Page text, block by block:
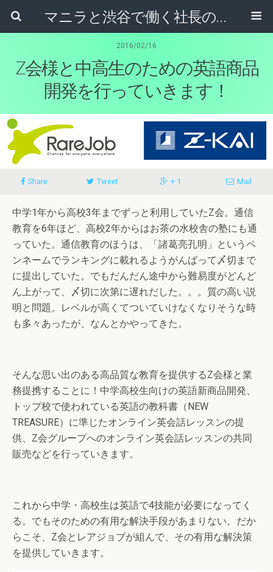
マニラと渋谷で働く社長のブログ
2016/02/16
Z会様と中高生のための英語商品
開発を行っていきます！
Share Tweet + 1 Mail
中学1年から高校3年までずっと利用していたZ会。通信
教育を6年ほど、高校2年からはお茶の水校舎の塾にも通
っていた。通信教育のほうは、「諸葛亮孔明」というペ
ンネームでランキングに載れるようがんばって〆切まで
に提出していた。でもだんだん途中から難易度がどんど
ん上がって、〆切に次第に遅れだした。。。質の高い説
明と問題。レベルが高くてついていけなくなりそうな時
も多々あったが、なんとかやってきた。
そんな思い出のある高品質な教育を提供するZ会様と業
務提携することに！中学高校生向けの英語新商品開発、
トップ校で使われている英語の教科書（NEW
TREASURE）に準じたオンライン英会話レッスンの提
供、Z会グループへのオンライン英会話レッスンの共同
販売などを行っていきます。
これから中学・高校生は英語で4技能が必要になってく
る。でもそのための有用な解決手段があまりない。だか
らこそ、Z会とレアジョブが組んで、その有用な解決策
を提供していきます。